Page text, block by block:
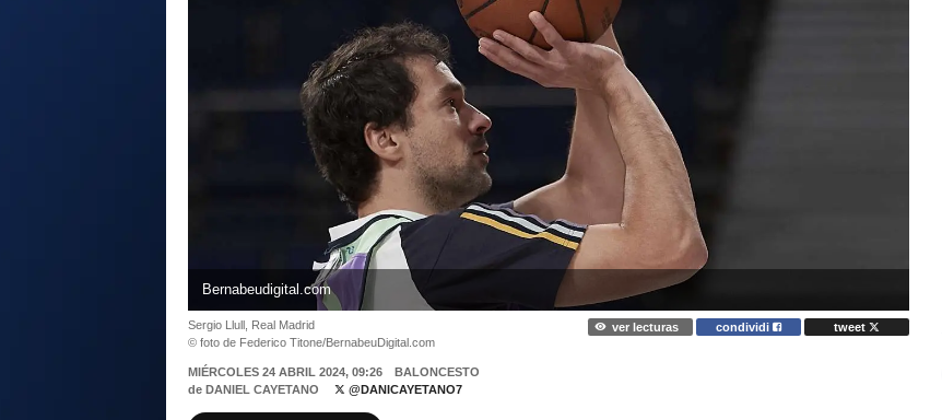
Bernabeudigital.com
Sergio Llull, Real Madrid
© foto de Federico Titone/BernabeuDigital.com
ver lecturas condividi tweet
MIÉRCOLES 24 ABRIL 2024, 09:26
BALONCESTO
de DANIEL CAYETANO @DANICAYETANO7